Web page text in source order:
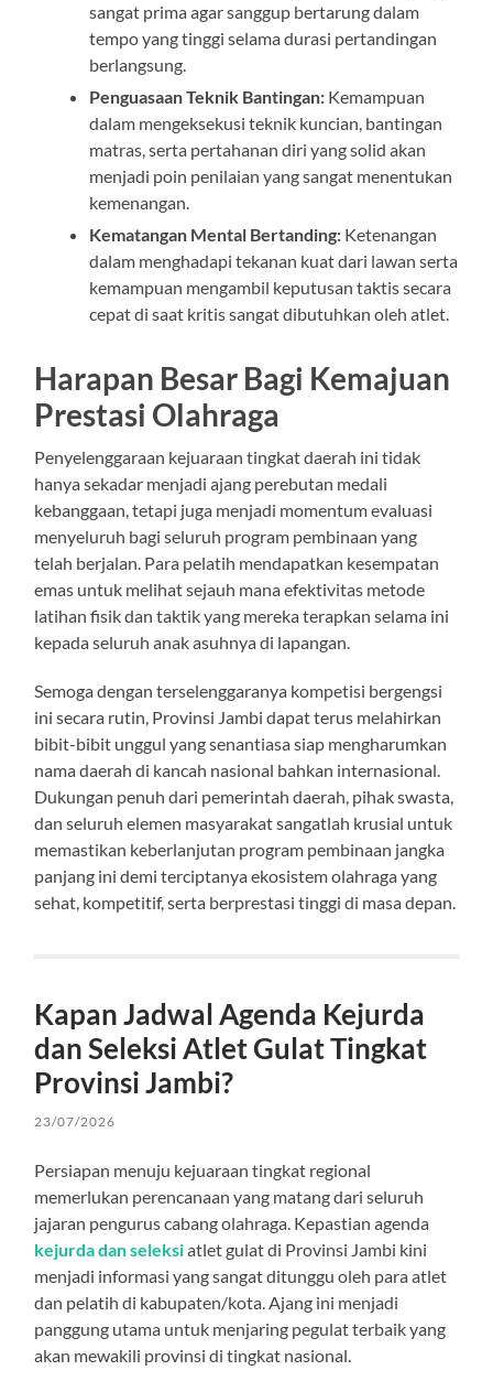
sangat prima agar sanggup bertarung dalam
tempo yang tinggi selama durasi pertandingan
berlangsung.
Penguasaan Teknik Bantingan: Kemampuan
dalam mengeksekusi teknik kuncian, bantingan
matras, serta pertahanan diri yang solid akan
menjadi poin penilaian yang sangat menentukan
kemenangan.
Kematangan Mental Bertanding: Ketenangan
dalam menghadapi tekanan kuat dari lawan serta
kemampuan mengambil keputusan taktis secara
cepat di saat kritis sangat dibutuhkan oleh atlet.
Harapan Besar Bagi Kemajuan
Prestasi Olahraga
Penyelenggaraan kejuaraan tingkat daerah ini tidak
hanya sekadar menjadi ajang perebutan medali
kebanggaan, tetapi juga menjadi momentum evaluasi
menyeluruh bagi seluruh program pembinaan yang
telah berjalan. Para pelatih mendapatkan kesempatan
emas untuk melihat sejauh mana efektivitas metode
latihan fisik dan taktik yang mereka terapkan selama ini
kepada seluruh anak asuhnya di lapangan.
Semoga dengan terselenggaranya kompetisi bergengsi
ini secara rutin, Provinsi Jambi dapat terus melahirkan
bibit-bibit unggul yang senantiasa siap mengharumkan
nama daerah di kancah nasional bahkan internasional.
Dukungan penuh dari pemerintah daerah, pihak swasta,
dan seluruh elemen masyarakat sangatlah krusial untuk
memastikan keberlanjutan program pembinaan jangka
panjang ini demi terciptanya ekosistem olahraga yang
sehat, kompetitif, serta berprestasi tinggi di masa depan.
Kapan Jadwal Agenda Kejurda
dan Seleksi Atlet Gulat Tingkat
Provinsi Jambi?
23/07/2026
Persiapan menuju kejuaraan tingkat regional
memerlukan perencanaan yang matang dari seluruh
jajaran pengurus cabang olahraga. Kepastian agenda
kejurda dan seleksiatlet gulat di Provinsi Jambi kini
menjadi informasi yang sangat ditunggu oleh para atlet
dan pelatih di kabupaten/kota. Ajang ini menjadi
panggung utama untuk menjaring pegulat terbaik yang
akan mewakili provinsi di tingkat nasional.